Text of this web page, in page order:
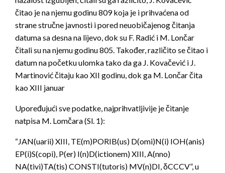
čitao je na njemu godinu 809 koja je i prihvaćena od
strane stručne javnosti i pored neuobičajenog čitanja
datuma sa desna na lijevo, dok su F. Radić i M. Lončar
čitali su na njemu godinu 805. Također, različito se čitao i
datum na početku ulomka tako da ga J. Kovačević i J.
Martinović čitaju kao XII godinu, dok ga M. Lončar čita
kao XIII januar
Upoređujući sve podatke, najprihvatljivije je čitanje
natpisa M. Lomčara (Sl. 1):
“JAN(uarii) XIII, TE(m)PORIB(us) D(omi)N(i) IOH(anis)
EP(i)S(copi), P(er) I(n)D(ictionem) XIII, A(nno)
NA(tivi)TA(tis) CONSTI(tutoris) MV(n)DI, δCCCV”, u